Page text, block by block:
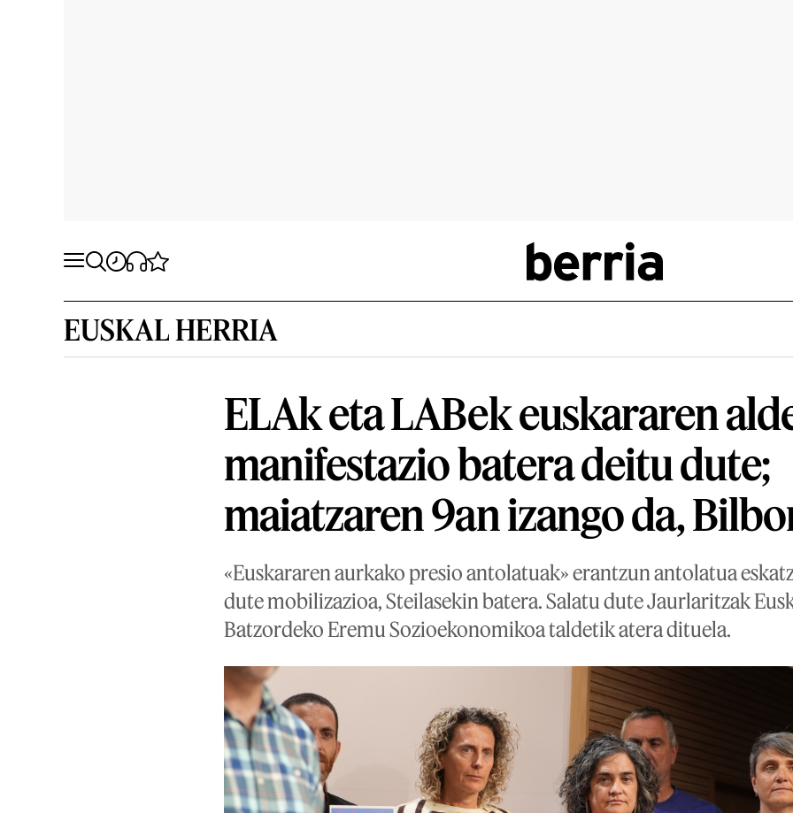
EUSKAL HERRIA
ELAk eta LABek euskararen
manifestazio batera deitu dute;
maiatzaren 9an izango da,
«Euskararen aurkako presio antolatuak» erantzun antolatua
dute mobilizazioa, Steilasekin batera. Salatu dute Jaurlaritzak
Batzordeko Eremu Sozioekonomikoa taldetik atera dituela.